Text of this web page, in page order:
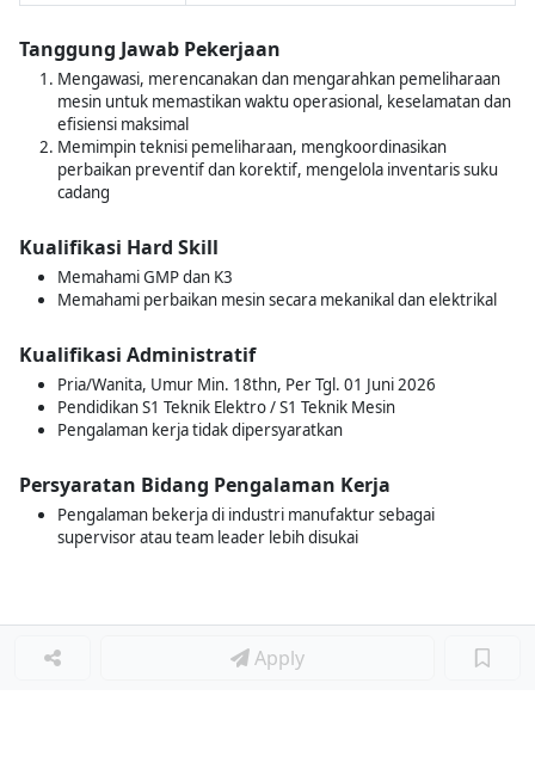
Tanggung Jawab Pekerjaan
Mengawasi, merencanakan dan mengarahkan pemeliharaan
mesin untuk memastikan waktu operasional, keselamatan dan
efisiensi maksimal
Memimpin teknisi pemeliharaan, mengkoordinasikan
perbaikan preventif dan korektif, mengelola inventaris suku
cadang
Kualifikasi Hard Skill
Memahami GMP dan K3
Memahami perbaikan mesin secara mekanikal dan elektrikal
Kualifikasi Administratif
Pria/Wanita, Umur Min. 18thn, Per Tgl. 01 Juni 2026
Pendidikan S1 Teknik Elektro / S1 Teknik Mesin
Pengalaman kerja tidak dipersyaratkan
Persyaratan Bidang Pengalaman Kerja
Pengalaman bekerja di industri manufaktur sebagai
supervisor atau team leader lebih disukai
Apply